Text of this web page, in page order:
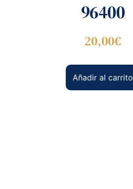
96400
20,00€
Añadir al carrito